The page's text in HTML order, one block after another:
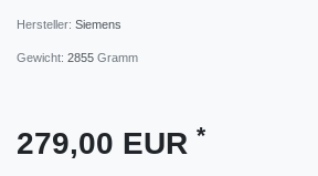
Hersteller: Siemens
Gewicht: 2855 Gramm
279,00 EUR *